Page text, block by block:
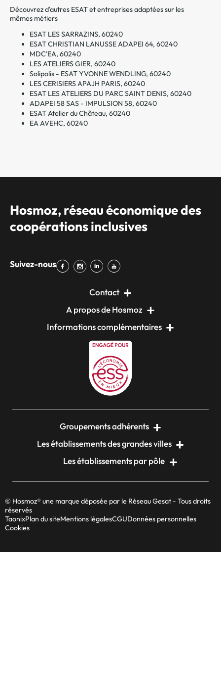
Découvrez d'autres ESAT et entreprises adaptées sur les
mêmes métiers
ESAT LES SARRAZINS, 60240
ESAT CHRISTIAN LANUSSE ADAPEI 64, 60240
MDC'EA, 60240
LES ATELIERS GIER, 60240
Solipolis - ESAT YVONNE WENDLING, 60240
LES CERISIERS APAJH PARIS, 60240
ESAT LES ATELIERS DU PARC SAINT DENIS, 60240
ADAPEI 58 SAS - IMPULSION 58, 60240
ESAT Atelier du Château, 60240
EA AVEHC, 60240
Hosmoz, réseau économique des
coopérations inclusives
Suivez-nous
Contact
A propos de Hosmoz
Informations complémentaires
Groupements adhérents
Les établissements des grandes villes
Les établissements par pôle
© Hosmoz® une marque déposée par le Réseau Gesat - Tous droits
réservés
TaonixPlan du siteMentions légalesCGUDonnées personnelles
Cookies